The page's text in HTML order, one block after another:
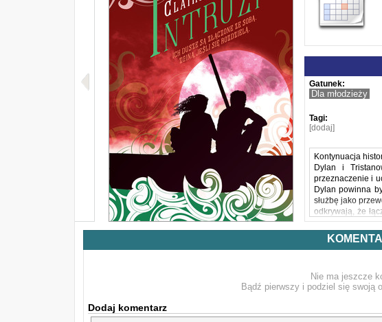
Gatunek:
Dla młodzieży
Tagi:
[dodaj]
Kontynuacja
Dylan i
przeznaczenie i
Dylan powinna
służbę jako
odkrywają, że
sobą. Oboje
Kiedy
życia i śmierci,
Przewoźnik –
2 miliony
Nie ma jeszcze
Bądź pierwszy i podziel się swoją
Dodaj komentarz